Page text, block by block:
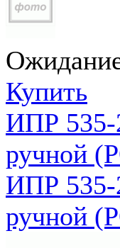
Купить
ИПР 535-
ручной
ИПР 535-
ручной